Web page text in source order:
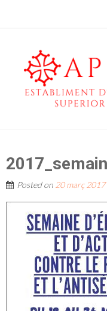
Posted on 20 març 2017